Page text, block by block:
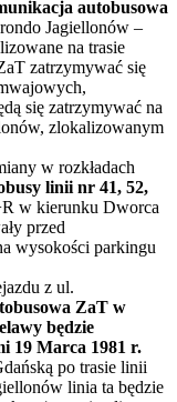
autobusowa
Jagiellonów –
na trasie
zatrzymywać się
się zatrzymywać na
zlokalizowanym
w rozkładach
linii nr 41, 52,
w kierunku Dworca
przed
wysokości parkingu
z ul.
ZaT w
będzie
19 Marca 1981 r.
po trasie linii
linia ta będzie